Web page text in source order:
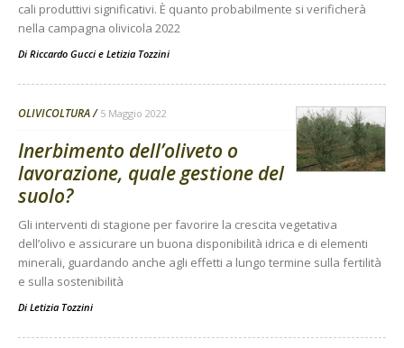
cali produttivi significativi. È quanto probabilmente si verificherà
nella campagna olivicola 2022
Di Riccardo Gucci e Letizia Tozzini
OLIVICOLTURA 5 Maggio 2022
Inerbimento dell’oliveto o
lavorazione, quale gestione del
suolo?
Gli interventi di stagione per favorire la crescita vegetativa
dell’olivo e assicurare un buona disponibilità idrica e di elementi
minerali, guardando anche agli effetti a lungo termine sulla fertilità
e sulla sostenibilità
Di Letizia Tozzini